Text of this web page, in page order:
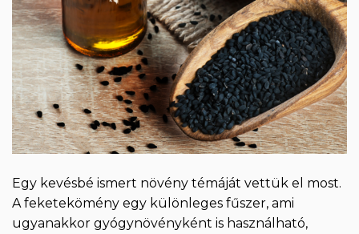
Egy kevésbé ismert növény témáját vettük el most.
A feketekömény egy különleges fűszer, ami
ugyanakkor gyógynövényként is használható,